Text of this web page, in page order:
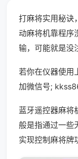
打麻将实用秘诀
动麻将机靠程序
输，可能就是没
若你在仪器使用
加微信号;
蓝牙遥控器麻将
般是指通过一些
实现控制麻将牌